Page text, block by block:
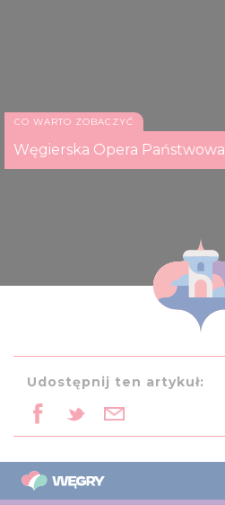
CO WARTO ZOBACZYĆ
Węgierska Opera Państwowa
Udostępnij ten artykuł: